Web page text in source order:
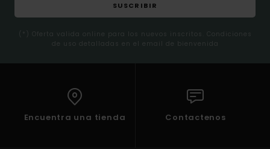
SUSCRIBIR
(*) Oferta valida online para los nuevos inscritos. Condiciones
de uso detalladas en el email de bienvenida
Encuentra una tienda Contactenos